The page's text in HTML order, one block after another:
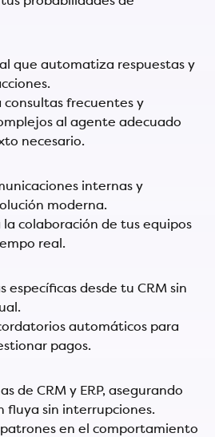
que automatiza respuestas y
frecuentes y
al agente adecuado
necesario.
internas y
moderna.
colaboración de tus equipos
real.
desde tu CRM sin
automáticos para
pagos.
de CRM y ERP, asegurando
fluya sin interrupciones.
en el comportamiento